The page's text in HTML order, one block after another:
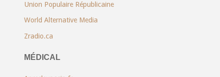
Union Populaire Républicaine
World Alternative Media
Zradio.ca
MÉDICAL